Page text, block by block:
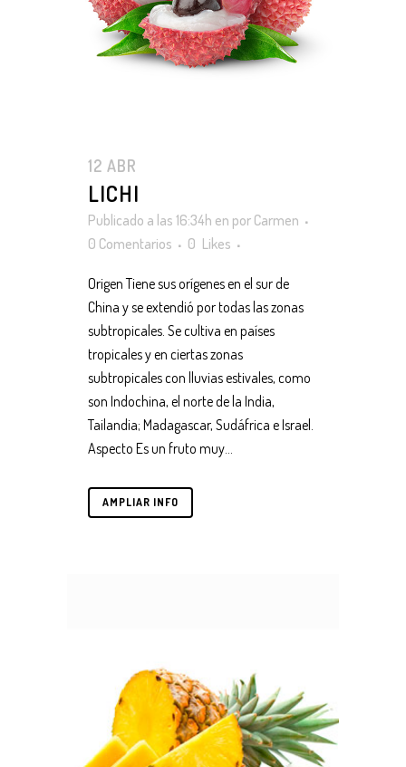
12 ABR
LICHI
Publicado a las 16:34h en por Carmen
0 Comentarios
0 Likes
Origen Tiene sus orígenes en el sur de
China y se extendió por todas las zonas
subtropicales. Se cultiva en países
tropicales y en ciertas zonas
subtropicales con lluvias estivales, como
son Indochina, el norte de la India,
Tailandia; Madagascar, Sudáfrica e Israel.
Aspecto Es un fruto muy...
AMPLIAR INFO